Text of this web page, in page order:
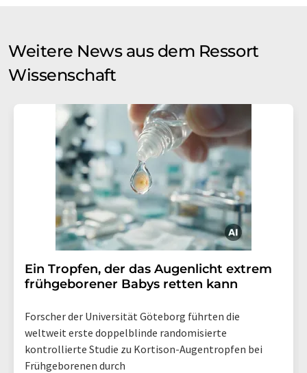
Weitere News aus dem Ressort
Wissenschaft
Ein Tropfen, der das Augenlicht extrem
frühgeborener Babys retten kann
Forscher der Universität Göteborg führten die
weltweit erste doppelblinde randomisierte
kontrollierte Studie zu Kortison-Augentropfen bei
Frühgeborenen durch